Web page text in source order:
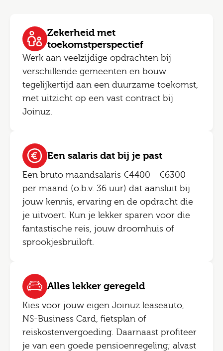
Zekerheid met
toekomstperspectief
Werk aan veelzijdige opdrachten bij
verschillende gemeenten en bouw
tegelijkertijd aan een duurzame toekomst,
met uitzicht op een vast contract bij
Joinuz.
Een salaris dat bij je past
Een bruto maandsalaris €4400 - €6300
per maand (o.b.v. 36 uur) dat aansluit bij
jouw kennis, ervaring en de opdracht die
je uitvoert. Kun je lekker sparen voor die
fantastische reis, jouw droomhuis of
sprookjesbruiloft.
Alles lekker geregeld
Kies voor jouw eigen Joinuz leaseauto,
NS-Business Card, fietsplan of
reiskostenvergoeding. Daarnaast profiteer
je van een goede pensioenregeling; alvast